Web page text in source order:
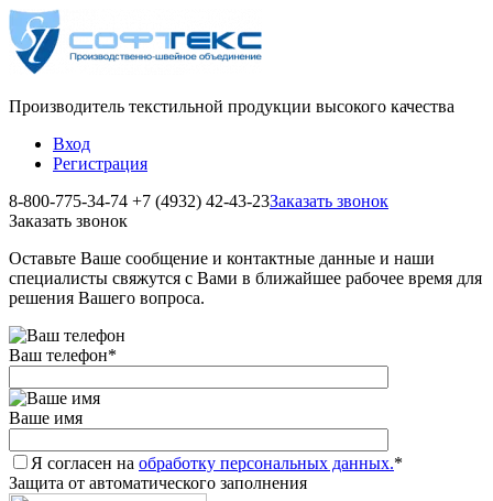
Производитель текстильной продукции высокого качества
Вход
Регистрация
8-800-775-34-74 +7 (4932) 42-43-23Заказать звонок
Заказать звонок
Оставьте Ваше сообщение и контактные данные и наши
специалисты свяжутся с Вами в ближайшее рабочее время для
решения Вашего вопроса.
Ваш телефон*
Ваше имя
Я согласен на обработку персональных данных.*
Защита от автоматического заполнения